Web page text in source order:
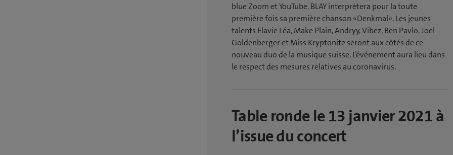
blue Zoom et YouTube. BLAY interprètera pour la toute
première fois sa première chanson «Denkmal». Les jeunes
talents Flavie Léa, Make Plain, Andryy, Vibez, Ben Pavlo, Joel
Goldenberger et Miss Kryptonite seront aux côtés de ce
nouveau duo de la musique suisse. L’événement aura lieu dans
le respect des mesures relatives au coronavirus.
Table ronde le 13 janvier 2021 à
l’issue du concert